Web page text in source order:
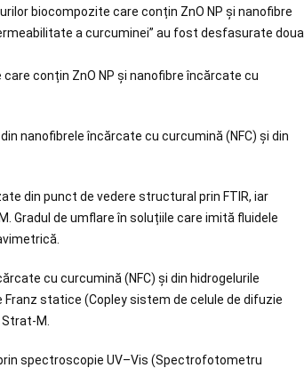
biocompozite care conțin ZnO NP și nanofibre
a curcuminei” au fost desfasurate doua
conțin ZnO NP și nanofibre încărcate cu
nanofibrele încărcate cu curcumină (NFC) și din
din punct de vedere structural prin FTIR, iar
Gradul de umflare în soluțiile care imită fluidele
cu curcumină (NFC) și din hidrogelurile
statice (Copley sistem de celule de difuzie
M.
spectroscopie UV–Vis (Spectrofotometru